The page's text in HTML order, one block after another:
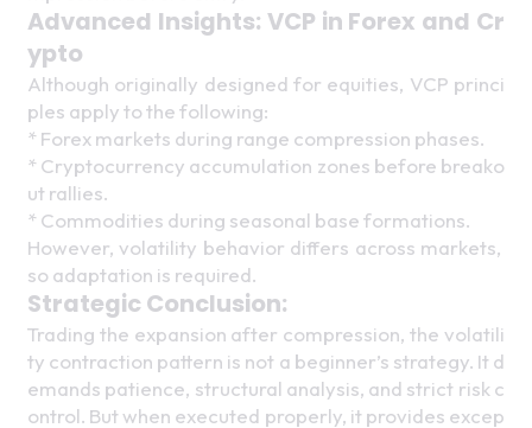
Advanced Insights: VCP in Forex and Cr
ypto
Although originally designed for equities, VCP princi
ples apply to the following:
* Forex markets during range compression phases.
* Cryptocurrency accumulation zones before breako
ut rallies.
* Commodities during seasonal base formations.
However, volatility behavior differs across markets,
so adaptation is required.
Strategic Conclusion:
Trading the expansion after compression, the volatili
ty contraction pattern is not a beginner’s strategy. It d
emands patience, structural analysis, and strict risk c
ontrol. But when executed properly, it provides excep